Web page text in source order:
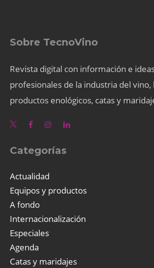
Sobre TecnoVino
Revista digital con información e
profesionales de la industria del vino,
productos enológicos, catas y
Categorías
Actualidad
Equipos y productos
A fondo
Internacionalización
Especiales
Agenda
Catas y maridajes